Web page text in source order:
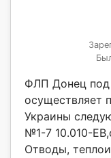
ФЛП Донец под
осуществляет
Украины
№1-7 10.010-
Отводы,